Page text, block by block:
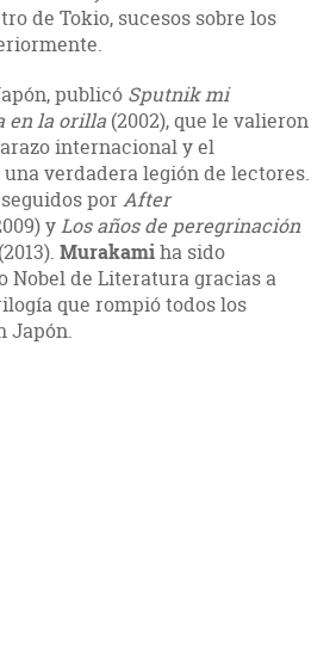
de Tokio, sucesos sobre los
publicó Sputnik mi
en la orilla (2002), que le valieron
internacional y el
verdadera legión de lectores.
por After
yLos años de peregrinación
(2013). Murakamiha sido
Nobel de Literatura gracias a
que rompió todos los
Japón.